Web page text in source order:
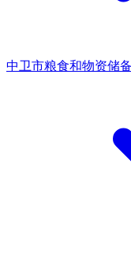
中卫市粮食和物资储